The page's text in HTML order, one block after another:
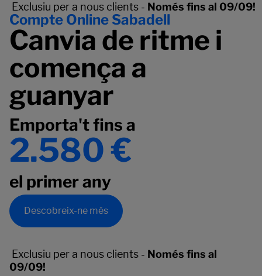
Exclusiu per a nous clients - Només fins al 09/09!
Compte Online Sabadell
Canvia de ritme i
comença a
guanyar
Emporta't fins a
2.580 €
el primer any
Descobreix-ne més
Exclusiu per a nous clients - Només fins al
09/09!